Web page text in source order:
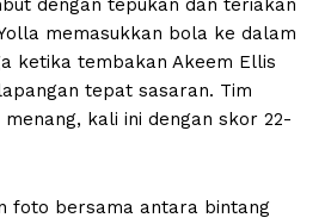
dengan tepukan dan teriakan
memasukkan bola ke dalam
ketika tembakan Akeem Ellis
tepat sasaran. Tim
kali ini dengan skor 22-
foto bersama antara bintang